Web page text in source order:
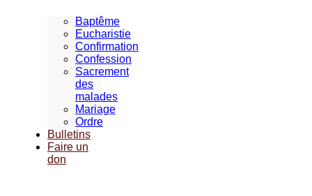
Baptême
Eucharistie
Confirmation
Confession
Sacrement
des
malades
Mariage
Ordre
Bulletins
Faire un
don